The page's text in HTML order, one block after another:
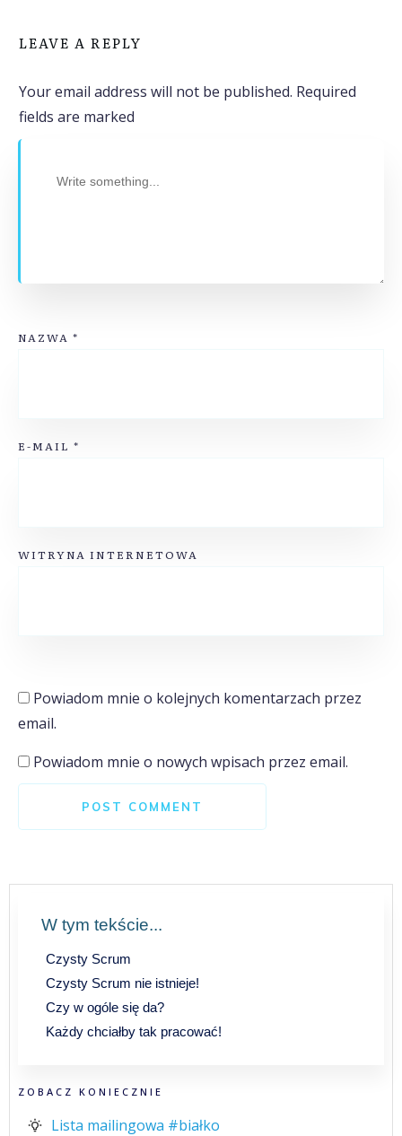
LEAVE A REPLY
Your email address will not be published. Required
fields are marked
NAZWA *
E-MAIL *
WITRYNA INTERNETOWA
Powiadom mnie o kolejnych komentarzach przez
email.
Powiadom mnie o nowych wpisach przez email.
POST COMMENT
W tym tekście...
Czysty Scrum
Czysty Scrum nie istnieje!
Czy w ogóle się da?
Każdy chciałby tak pracować!
ZOBACZ KONIECZNIE
Lista mailingowa #białko